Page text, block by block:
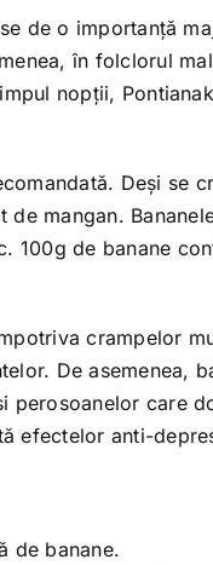
de o importanță
în folclorul
nopții,
Deși se
mangan.
100g de banane
crampelor
De asemenea,
care
efectelor anti-
de banane.